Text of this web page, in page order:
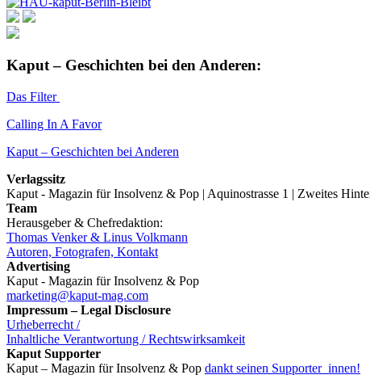
Kaput – Geschichten bei den Anderen:
Das Filter
Calling In A Favor
Kaput – Geschichten bei Anderen
Verlagssitz
Kaput - Magazin für Insolvenz & Pop | Aquinostrasse 1 | Zweites
Team
Herausgeber & Chefredaktion:
Thomas Venker & Linus Volkmann
Autoren, Fotografen, Kontakt
Advertising
Kaput - Magazin für Insolvenz & Pop
marketing@kaput-mag.com
Impressum – Legal Disclosure
Urheberrecht /
Inhaltliche Verantwortung / Rechtswirksamkeit
Kaput Supporter
Kaput – Magazin für Insolvenz & Pop dankt seinen Supporter_innen!